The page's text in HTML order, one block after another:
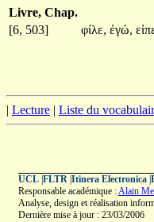
Livre, Chap.
[6, 503]
φίλε, ἐγώ,
| Lecture | Liste du
UCL| FLTR| Itinera Electronica|
Responsable académique :Alain
Analyse, design et réalisation
Dernière mise à jour : 23/03/2006